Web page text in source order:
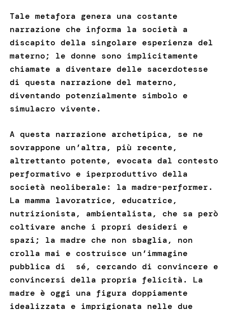
Tale metafora genera una costante
narrazione che informa la società a
discapito della singolare esperienza del
materno; le donne sono implicitamente
chiamate a diventare delle sacerdotesse
di questa narrazione del materno,
diventando potenzialmente simbolo e
simulacro vivente.
A questa narrazione archetipica, se ne
sovrappone un’altra, più recente,
altrettanto potente, evocata dal contesto
performativo e iperproduttivo della
società neoliberale: la madre-performer.
La mamma lavoratrice, educatrice,
nutrizionista, ambientalista, che sa però
coltivare anche i propri desideri e
spazi; la madre che non sbaglia, non
crolla mai e costruisce un’immagine
pubblica di sé, cercando di convincere e
convincersi della propria felicità. La
madre è oggi una figura doppiamente
idealizzata e imprigionata nelle due